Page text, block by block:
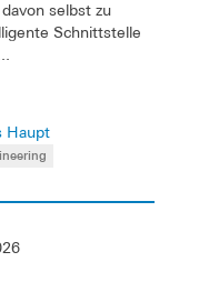
selbst zu
Schnittstelle
Haupt